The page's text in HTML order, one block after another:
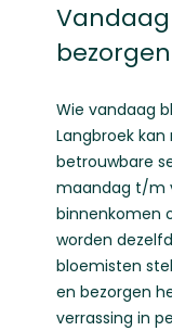
Wie vandaag
Langbroek
betrouwbare
maandag t/m
binnenkomen
worden
bloemisten
en bezorgen
verrassing in